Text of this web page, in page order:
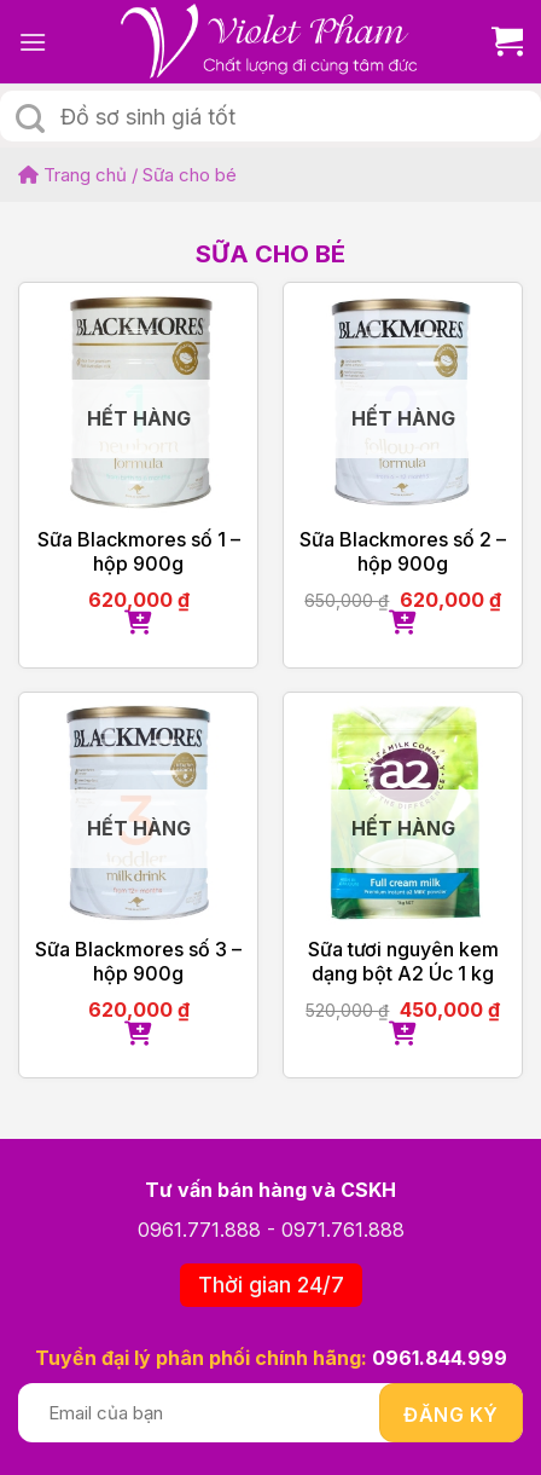
Tìm
kiếm:
Trang chủ / Sữa cho bé
SỮA CHO BÉ
HẾT HÀNG
Sữa Blackmores số 1 –
hộp 900g
620,000 ₫
HẾT HÀNG
Sữa Blackmores số 2 –
hộp 900g
650,000₫ 620,000 ₫
HẾT HÀNG
Sữa Blackmores số 3 –
hộp 900g
620,000 ₫
HẾT HÀNG
Sữa tươi nguyên kem
dạng bột A2 Úc 1 kg
520,000₫ 450,000 ₫
Tư vấn bán hàng và CSKH
0961.771.888 - 0971.761.888
Thời gian 24/7
Tuyển đại lý phân phối chính hãng: 0961.844.999